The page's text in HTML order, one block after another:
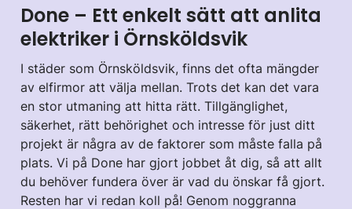
Done – Ett enkelt sätt att anlita
elektriker i Örnsköldsvik
I städer som Örnsköldsvik, finns det ofta mängder
av elfirmor att välja mellan. Trots det kan det vara
en stor utmaning att hitta rätt. Tillgänglighet,
säkerhet, rätt behörighet och intresse för just ditt
projekt är några av de faktorer som måste falla på
plats. Vi på Done har gjort jobbet åt dig, så att allt
du behöver fundera över är vad du önskar få gjort.
Resten har vi redan koll på! Genom noggranna